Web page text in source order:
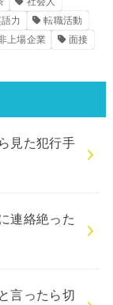
力
転職活動
上場企業 面接
見た犯行手
連絡絶った
言ったら切